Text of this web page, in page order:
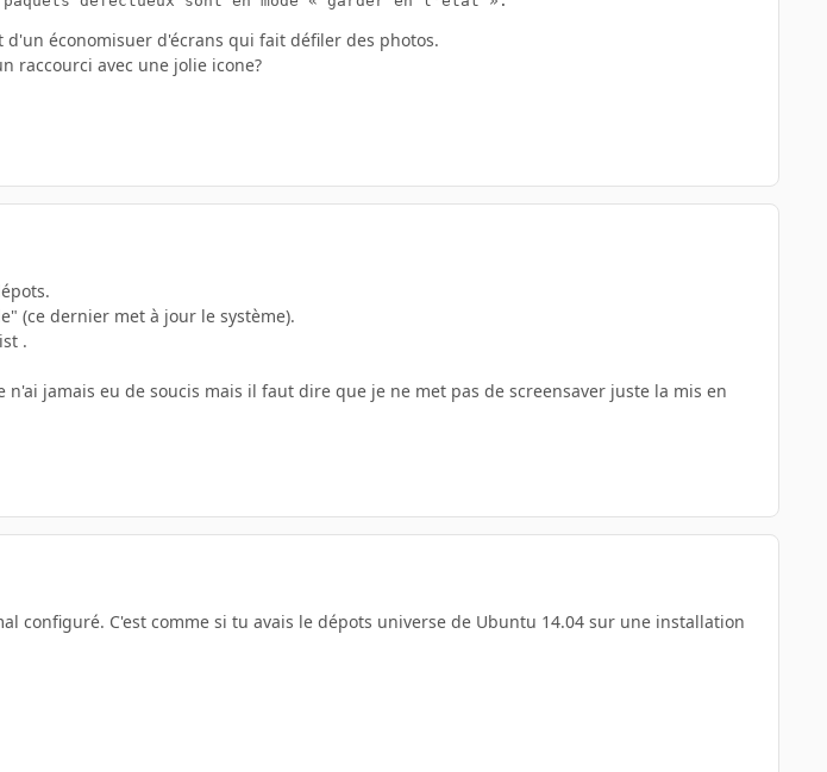
d'un économisuer d'écrans qui fait défiler des photos.
raccourci avec une jolie icone?
(ce dernier met à jour le système).
.
jamais eu de soucis mais il faut dire que je ne met pas de screensaver juste la mis en
configuré. C'est comme si tu avais le dépots universe de Ubuntu 14.04 sur une installation